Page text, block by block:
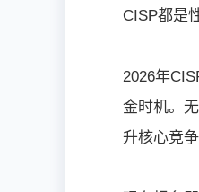
CISP都是
2026年
金时机。
升核心竞